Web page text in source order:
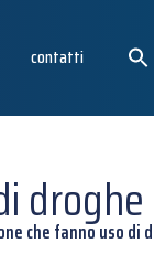
contatti
che fanno uso di